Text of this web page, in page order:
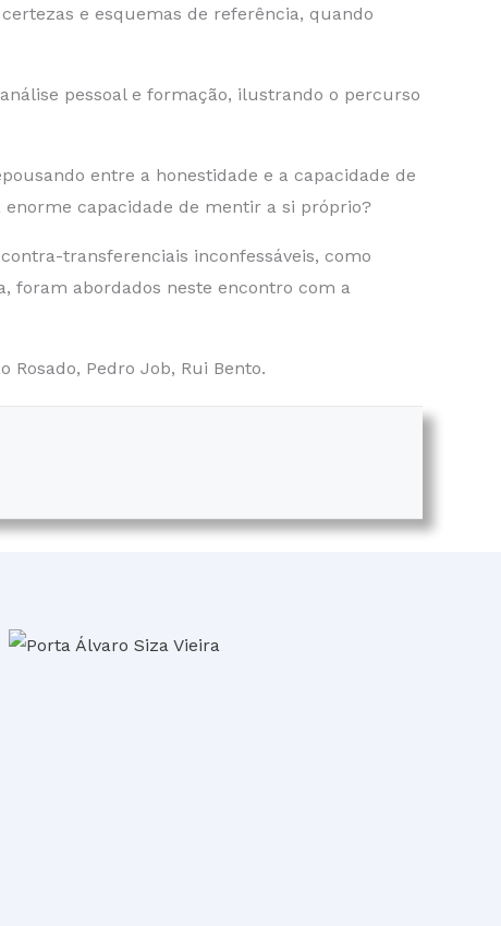
e esquemas de referência, quando
pessoal e formação, ilustrando o percurso
entre a honestidade e a capacidade de
capacidade de mentir a si próprio?
transferenciais inconfessáveis, como
foram abordados neste encontro com a
Rosado, Pedro Job, Rui Bento.